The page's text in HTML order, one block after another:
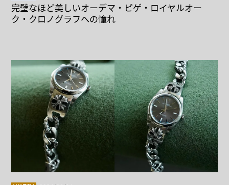
完璧なほど美しいオーデマ・ピゲ・ロイヤルオー
ク・クロノグラフへの憧れ